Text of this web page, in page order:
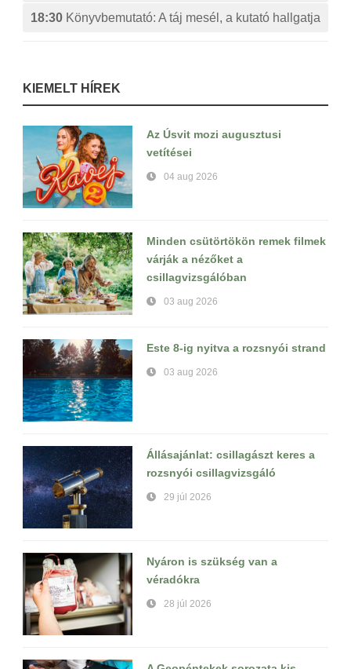
18:30 Könyvbemutató: A táj mesél, a kutató hallgatja
KIEMELT HÍREK
Az Úsvit mozi augusztusi
vetítései
04 aug 2026
Minden csütörtökön remek filmek
várják a nézőket a
csillagvizsgálóban
03 aug 2026
Este 8-ig nyitva a rozsnyói strand
03 aug 2026
Állásajánlat: csillagászt keres a
rozsnyói csillagvizsgáló
29 júl 2026
Nyáron is szükség van a
véradókra
28 júl 2026